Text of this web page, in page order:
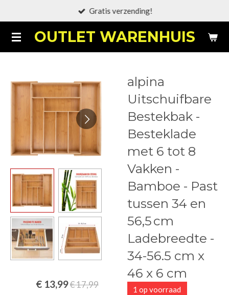
naar
de
OUTLET WARENHUIS
Gratis verzending!
alpina
Uitschuifbare
Bestekbak -
Besteklade
met 6 tot 8
Vakken -
Bamboe - Past
tussen 34 en
56,5 cm
Ladebreedte -
34-56.5 cm x
46 x 6 cm
1 op voorraad
€ 13,99€ 17,99